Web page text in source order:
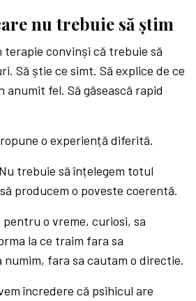
nu trebuie să știm
terapie convinși că trebuie să
Să știe ce simt. Să explice de ce
fel. Să găsească rapid
o experiență diferită.
trebuie să înțelegem totul
producem o poveste coerentă.
o vreme, curiosi, sa
la ce traim fara sa
fara sa cautam o directie.
încredere că psihicul are